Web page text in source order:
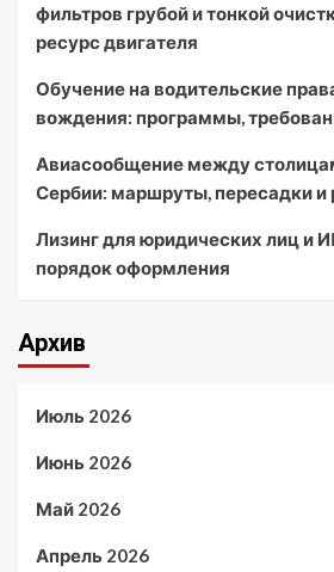
фильтров грубой и тонкой
ресурс двигателя
Обучение на водительские
вождения: программы,
Авиасообщение между
Сербии: маршруты, пересадки и
Лизинг для юридических лиц и
порядок оформления
Архив
Июль 2026
Июнь 2026
Май 2026
Апрель 2026